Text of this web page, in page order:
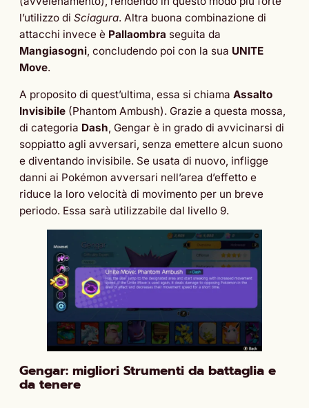
l’utilizzo di Sciagura. Altra buona combinazione di
attacchi invece è Pallaombra seguita da
Mangiasogni, concludendo poi con la sua UNITE
Move.
A proposito di quest’ultima, essa si chiama Assalto
Invisibile (Phantom Ambush). Grazie a questa mossa,
di categoria Dash, Gengar è in grado di avvicinarsi di
soppiatto agli avversari, senza emettere alcun suono
e diventando invisibile. Se usata di nuovo, infligge
danni ai Pokémon avversari nell’area d’effetto e
riduce la loro velocità di movimento per un breve
periodo. Essa sarà utilizzabile dal livello 9.
Gengar: migliori Strumenti da battaglia e
da tenere